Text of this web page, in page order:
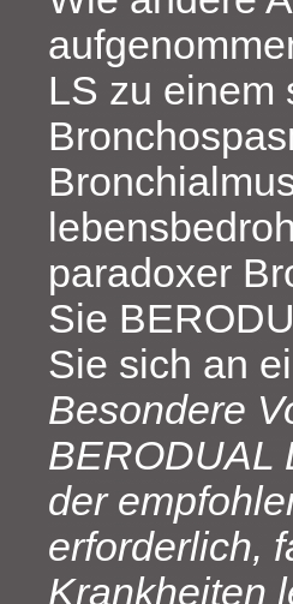
LS zu einem
paradoxer
Sie
Sie sich an
Besondere
BERODUAL
der
erforderlich,
Krankheiten